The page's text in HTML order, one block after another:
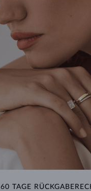
60 TAGE